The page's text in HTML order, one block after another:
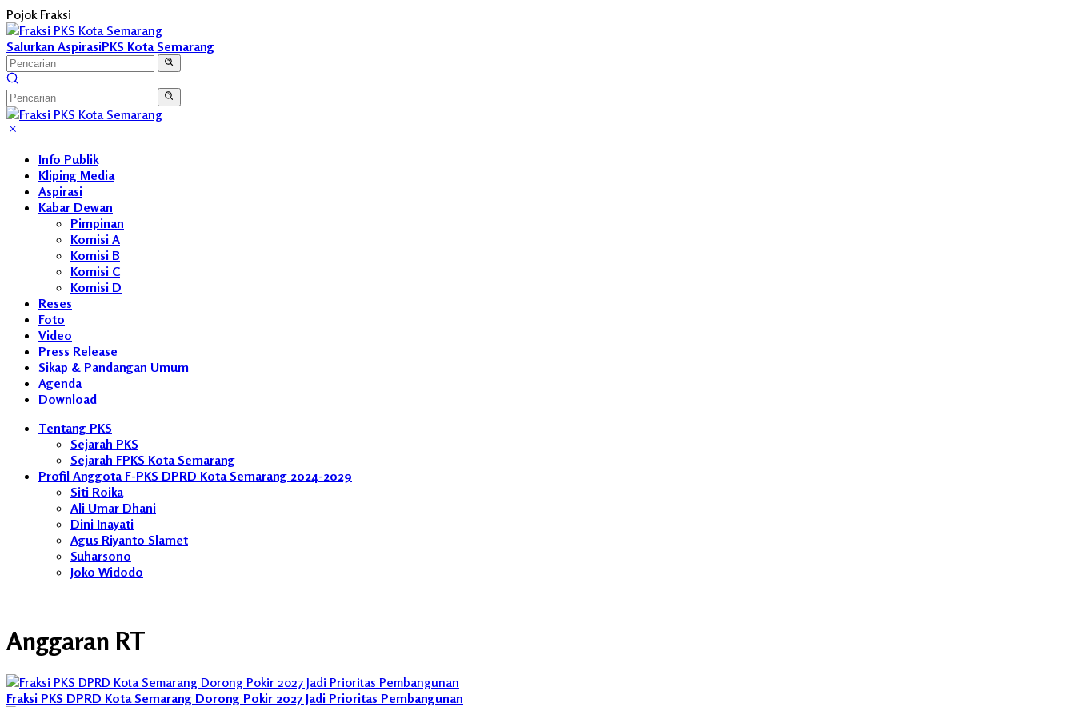
Langsung
ke
konten
Pojok Fraksi
Salurkan AspirasiPKS Kota Semarang
Info Publik
Kliping Media
Aspirasi
Kabar Dewan
Pimpinan
Komisi A
Komisi B
Komisi C
Komisi D
Reses
Foto
Video
Press Release
Sikap & Pandangan Umum
Agenda
Download
Tentang PKS
Sejarah PKS
Sejarah FPKS Kota Semarang
Profil Anggota F-PKS DPRD Kota Semarang 2024-2029
Siti Roika
Ali Umar Dhani
Dini Inayati
Agus Riyanto Slamet
Suharsono
Joko Widodo
Anggaran RT
Fraksi PKS DPRD Kota Semarang Dorong Pokir 2027 Jadi Prioritas Pembangunan